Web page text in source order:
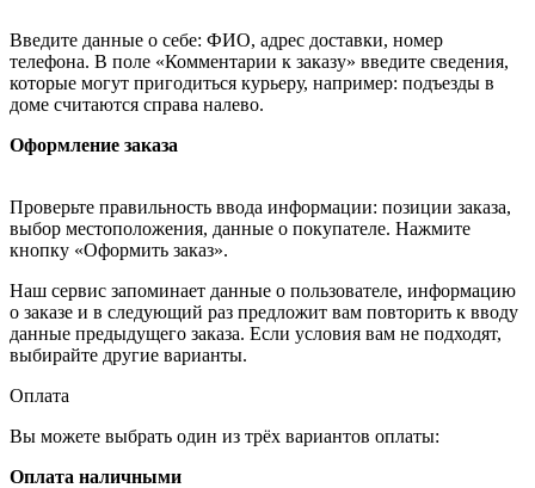
Введите данные о себе: ФИО, адрес доставки, номер
телефона. В поле «Комментарии к заказу» введите сведения,
которые могут пригодиться курьеру, например: подъезды в
доме считаются справа налево.
Оформление заказа
Проверьте правильность ввода информации: позиции заказа,
выбор местоположения, данные о покупателе. Нажмите
кнопку «Оформить заказ».
Наш сервис запоминает данные о пользователе, информацию
о заказе и в следующий раз предложит вам повторить к вводу
данные предыдущего заказа. Если условия вам не подходят,
выбирайте другие варианты.
Оплата
Вы можете выбрать один из трёх вариантов оплаты:
Оплата наличными